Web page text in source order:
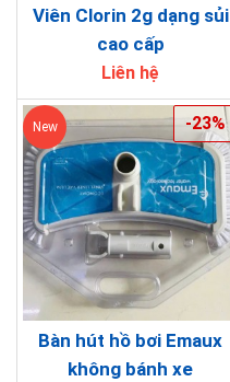
Viên Clorin 2g dạng sủi
cao cấp
Liên hệ
New
Bàn hút hồ bơi Emaux
không bánh xe
-23%